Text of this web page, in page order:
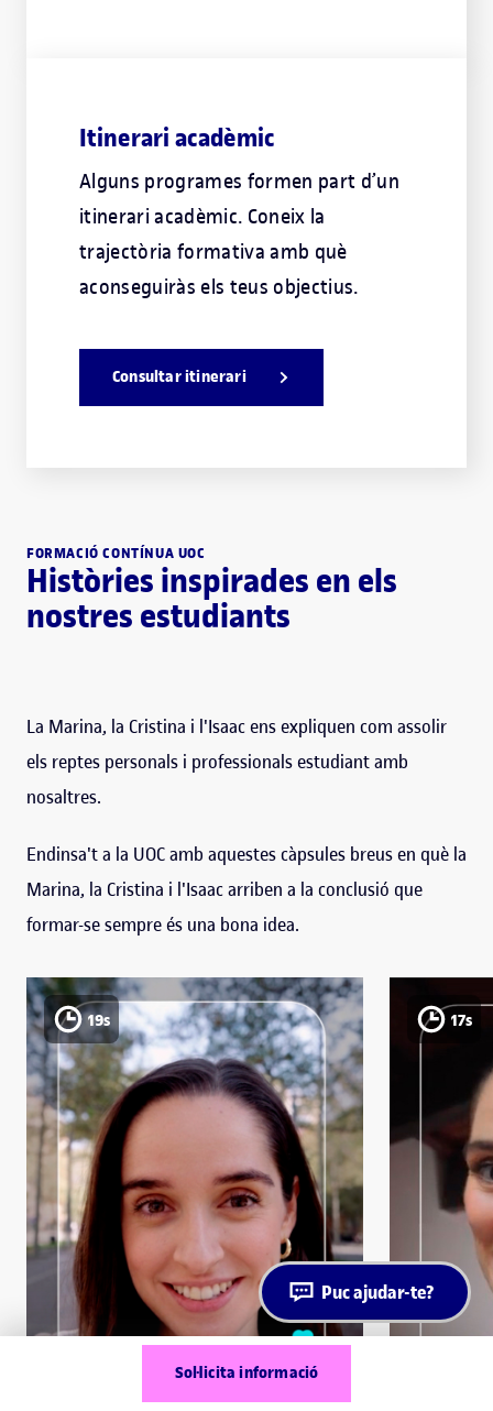
Sol·licita informació
Itinerari acadèmic
Alguns programes formen part d’un
itinerari acadèmic. Coneix la
trajectòria formativa amb què
aconseguiràs els teus objectius.
Consultar itinerari
FORMACIÓ CONTÍNUA UOC
Històries inspirades en els
nostres estudiants
La Marina, la Cristina i l'Isaac ens expliquen com assolir
els reptes personals i professionals estudiant amb
nosaltres.
Endinsa't a la UOC amb aquestes càpsules breus en què la
Marina, la Cristina i l'Isaac arriben a la conclusió que
formar-se sempre és una bona idea.
19s 17s
Puc ajudar-te?